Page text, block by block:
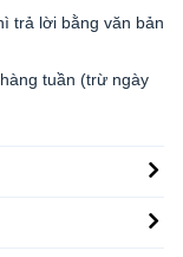
trả lời bằng văn bản
tuần (trừ ngày